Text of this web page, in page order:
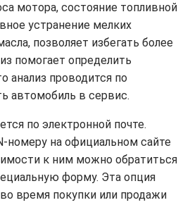
мотора, состояние топливной
устранение мелких
позволяет избегать более
помогает определить
анализ проводится по
автомобиль в сервис.
по электронной почте.
номеру на официальном сайте
к ним можно обратиться
форму. Эта опция
время покупки или продажи